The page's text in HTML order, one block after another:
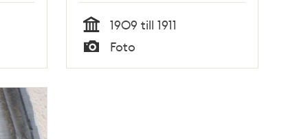
Tid
1909 till 1911
Typ
Foto